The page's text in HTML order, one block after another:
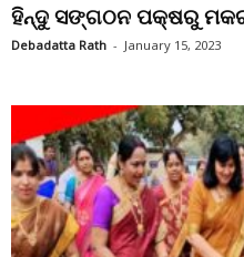
ହିନ୍ଦୁ ସଙ୍ଗଠନ ପକ୍ଷରୁ
Debadatta Rath - January 15, 2023